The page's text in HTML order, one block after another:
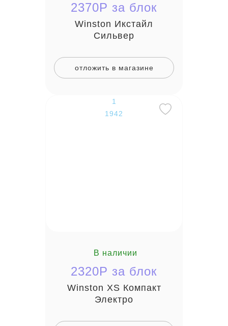
2370P за блок
Winston Икстайл
Сильвер
отложить в магазине
1
1942
В наличии
2320P за блок
Winston XS Компакт
Электро